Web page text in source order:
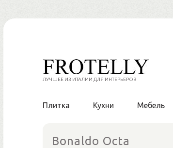
Skip
ЛУЧШЕЕ ИЗ ИТАЛИИ ДЛЯ ИНТЕРЬЕРОВ
Плитка Кухни Мебель
Bonaldo Octa